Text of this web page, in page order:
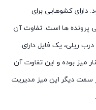
دارای کشوهایی برای
پرونده ها است. تفاوت آن
ریلی، یک فایل دارای
میز بوده و این تفاوت آن
سمت دیگر این میز مدیریت